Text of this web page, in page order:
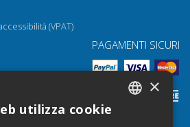
(VPAT)
PAGAMENTI SICURI
×
utilizza cookie